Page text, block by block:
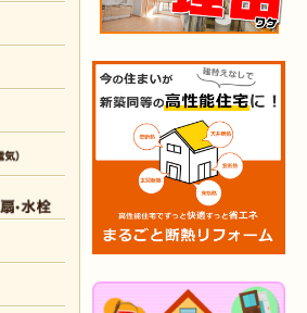
リフォーム （戸畑区 T様邸）
浴室リフォーム
リフォーム （小倉南区 Y様邸）
リフォーム （小倉南区 K様邸）
浴室リフォーム
（小倉南区 F様邸）
浴室 リフォーム （戸畑区 H様邸）
（小倉南区 O様邸）
内装リフォーム
（門司区 N様邸）
リフォーム （八幡西区 M様邸）
リフォーム （門司区 S様邸）